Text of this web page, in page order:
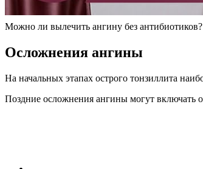
Можно ли вылечить ангину без
Осложнения ангины
На начальных этапах острого тонзиллита
Поздние осложнения ангины могут включать